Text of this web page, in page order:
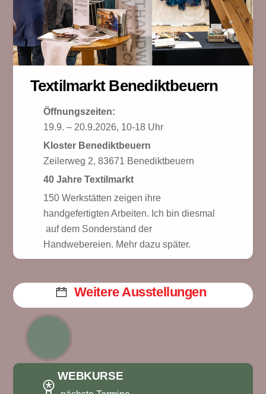
Textilmarkt Benediktbeuern
Öffnungszeiten:
19.9. – 20.9.2026, 10-18 Uhr
Kloster Benediktbeuern
Zeilerweg 2, 83671 Benediktbeuern
40 Jahre Textilmarkt
150 Werkstätten zeigen ihre
handgefertigten Arbeiten. Ich bin diesmal
auf dem Sonderstand der
Handwebereien. Mehr dazu später.
Weitere Ausstellungen
WEBKURSE